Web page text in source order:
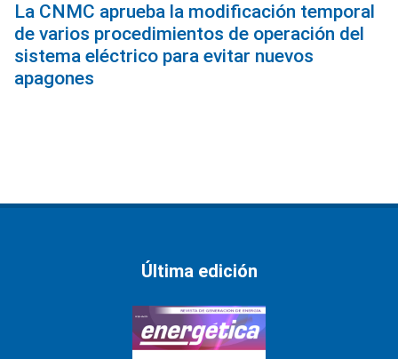
La CNMC aprueba la modificación temporal
de varios procedimientos de operación del
sistema eléctrico para evitar nuevos
apagones
Última edición